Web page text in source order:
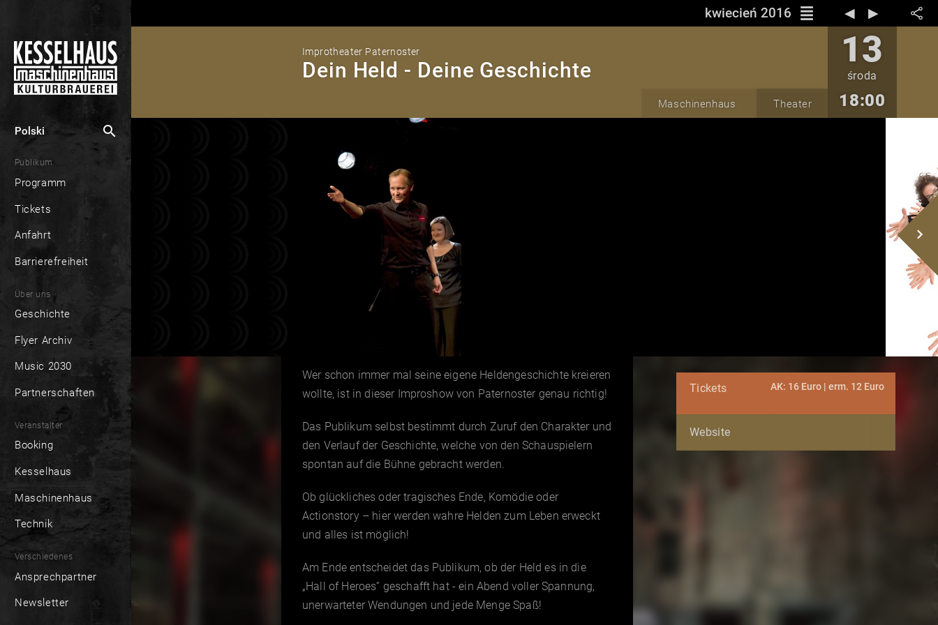
Polski search
Publikum
Programm
Tickets
Anfahrt
Barrierefreiheit
Über uns
Geschichte
Flyer Archiv
Music 2030
Partnerschaften
Veranstalter
Booking
Kesselhaus
Maschinenhaus
Technik
Verschiedenes
Ansprechpartner
Newsletter
kwiecień 2016 reorder ◀︎ ▶︎
Improtheater Paternoster
Dein Held - Deine Geschichte
13
środa
18:00
Maschinenhaus Theater
navigate_next
Tickets AK: 16 Euro | erm. 12 Euro
Website
Wer schon immer mal seine eigene Heldengeschichte kreieren
wollte, ist in dieser Improshow von Paternoster genau richtig!
Das Publikum selbst bestimmt durch Zuruf den Charakter und
den Verlauf der Geschichte, welche von den Schauspielern
spontan auf die Bühne gebracht werden.
Ob glückliches oder tragisches Ende, Komödie oder
Actionstory – hier werden wahre Helden zum Leben erweckt
und alles ist möglich!
Am Ende entscheidet das Publikum, ob der Held es in die
„Hall of Heroes“ geschafft hat - ein Abend voller Spannung,
unerwarteter Wendungen und jede Menge Spaß!